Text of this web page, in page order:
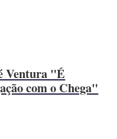
Ventura "É
com o Chega"